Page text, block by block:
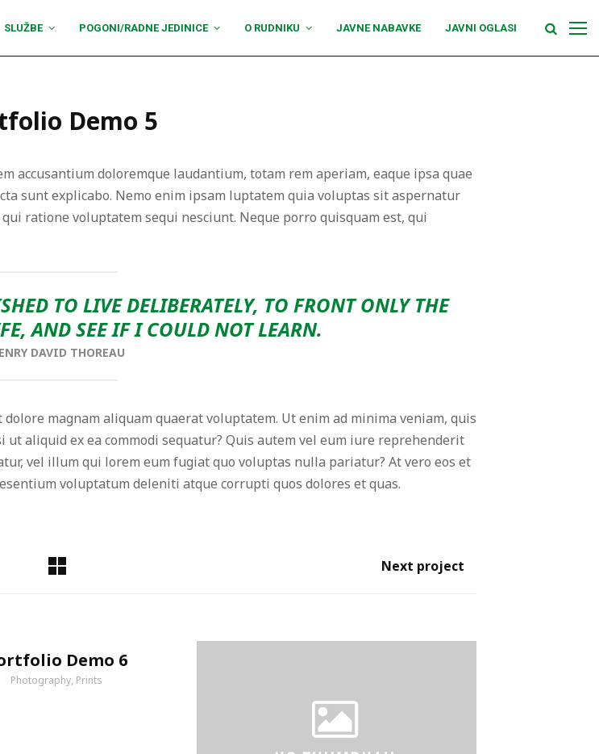
SLUŽBE POGONI/RADNE JEDINICE O RUDNIKU JAVNE NABAVKE JAVNI OGLASI
Demo 5
accusantium doloremque laudantium, totam rem aperiam, eaque ipsa quae
sunt explicabo. Nemo enim ipsam luptatem quia voluptas sit aspernatur
ratione voluptatem sequi nesciunt. Neque porro quisquam est, qui
TO LIVE DELIBERATELY, TO FRONT ONLY THE
AND SEE IF I COULD NOT LEARN.
DAVID THOREAU
magnam aliquam quaerat voluptatem. Ut enim ad minima veniam, quis
aliquid ex ea commodi sequatur? Quis autem vel eum iure reprehenderit
vel illum qui lorem eum fugiat quo voluptas nulla pariatur? At vero eos et
voluptatum deleniti atque corrupti quos dolores et quas.
Next project
Demo 6
Photography, Prints